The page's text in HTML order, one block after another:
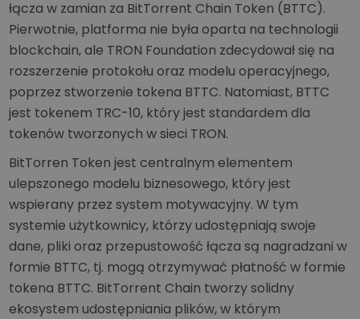
łącza w zamian za BitTorrent Chain Token (BTTC).
Pierwotnie, platforma nie była oparta na technologii
blockchain, ale TRON Foundation zdecydował się na
rozszerzenie protokołu oraz modelu operacyjnego,
poprzez stworzenie tokena BTTC. Natomiast, BTTC
jest tokenem TRC-10, który jest standardem dla
tokenów tworzonych w sieci TRON.
BitTorren Token jest centralnym elementem
ulepszonego modelu biznesowego, który jest
wspierany przez system motywacyjny. W tym
systemie użytkownicy, którzy udostępniają swoje
dane, pliki oraz przepustowość łącza są nagradzani w
formie BTTC, tj. mogą otrzymywać płatność w formie
tokena BTTC. BitTorrent Chain tworzy solidny
ekosystem udostępniania plików, w którym